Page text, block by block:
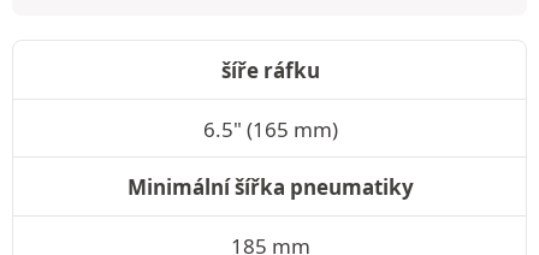
šíře ráfku
6.5" (165 mm)
Minimální šířka pneumatiky
185 mm